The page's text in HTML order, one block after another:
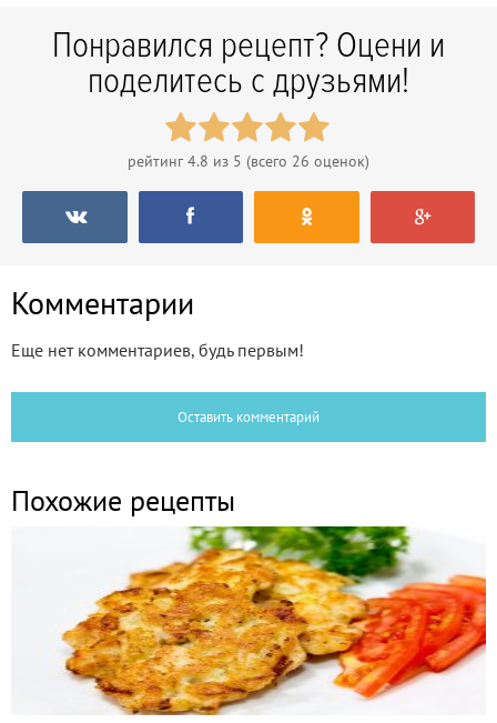
Понравился рецепт? Оцени и
поделитесь с друзьями!
рейтинг4.8 из 5 (всего 26 оценок)
Комментарии
Еще нет комментариев, будь первым!
Оставить комментарий
Похожие рецепты